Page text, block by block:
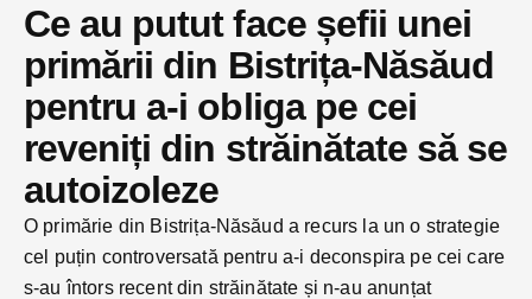
Ce au putut face șefii unei
primării din Bistrița-Năsăud
pentru a-i obliga pe cei
reveniți din străinătate să se
autoizoleze
O primărie din Bistrița-Năsăud a recurs la un o strategie
cel puțin controversată pentru a-i deconspira pe cei care
s-au întors recent din străinătate și n-au anunțat